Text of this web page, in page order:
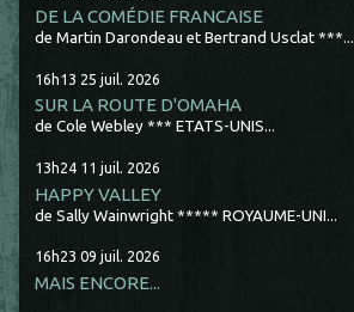
DE LA COMÉDIE FRANCAISE
de Martin Darondeau et Bertrand Usclat ***...
16h13 25 juil. 2026
SUR LA ROUTE D'OMAHA
de Cole Webley *** ETATS-UNIS...
13h24 11 juil. 2026
HAPPY VALLEY
de Sally Wainwright ***** ROYAUME-UNI...
16h23 09 juil. 2026
MAIS ENCORE...